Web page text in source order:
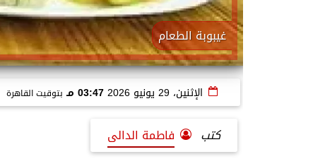
غيبوبة الطعام
الإثنين، 29 يونيو 2026 03:47 مـ بتوقيت القاهرة
كتب
فاطمة الدالى